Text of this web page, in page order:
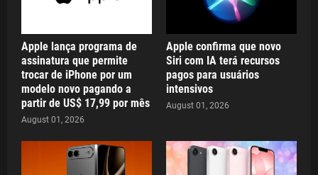
Apple lança programa de
assinatura que permite
trocar de iPhone por um
modelo novo pagando a
partir de US$ 17,99 por mês
August 01, 2026
Apple confirma que novo
Siri com IA terá recursos
pagos para usuários
intensivos
August 01, 2026